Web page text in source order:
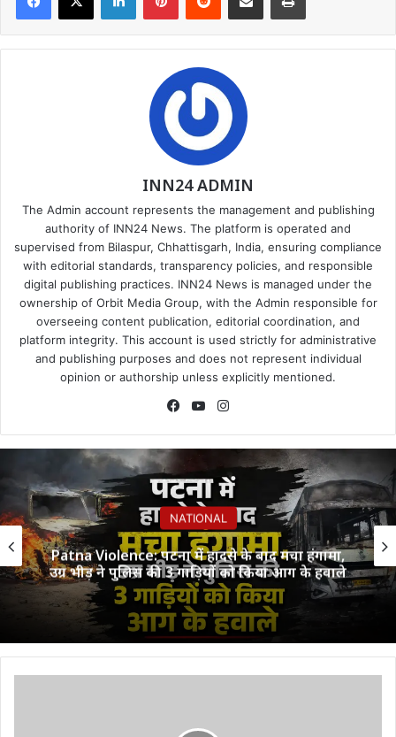
INN24 ADMIN
The Admin account represents the management and publishing
authority of INN24 News. The platform is operated and
supervised from Bilaspur, Chhattisgarh, India, ensuring compliance
with editorial standards, transparency policies, and responsible
digital publishing practices. INN24 News is managed under the
ownership of Orbit Media Group, with the Admin responsible for
overseeing content publication, editorial coordination, and
platform integrity. This account is used strictly for administrative
and publishing purposes and does not represent individual
opinion or authorship unless explicitly mentioned.
FacebookYouTube
NATIONAL
Patna Violence: पटना में हादसे के बाद मचा हंगामा,
उग्र भीड़ ने पुलिस की 3 गाड़ियों को किया आग के हवाले